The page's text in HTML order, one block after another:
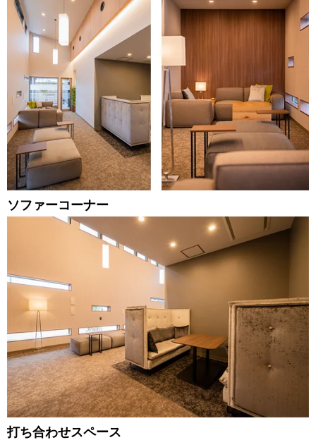
ソファーコーナー
打ち合わせスペース